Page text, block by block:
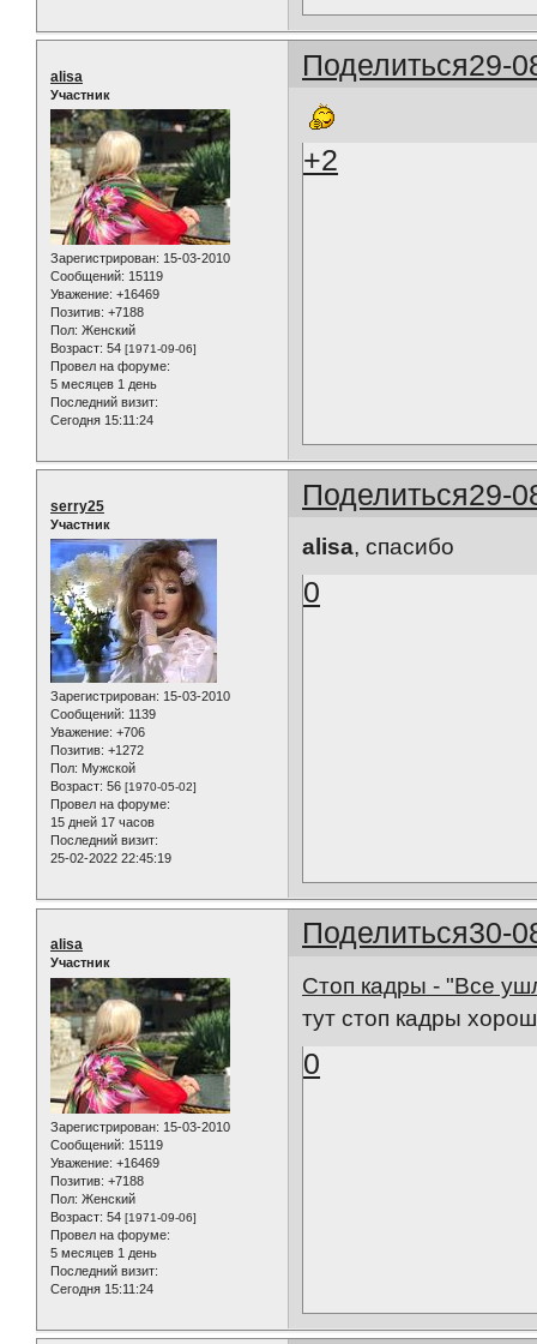
Поделиться29-
alisa
Участник
Зарегистрирован: 15-03-2010
Сообщений: 15119
Уважение: +16469
Позитив: +7188
Пол: Женский
Возраст: 54 [1971-09-06]
Провел на форуме:
5 месяцев 1 день
Последний визит:
Сегодня 15:11:24
+2
Поделиться29-
serry25
Участник
Зарегистрирован: 15-03-2010
Сообщений: 1139
Уважение: +706
Позитив: +1272
Пол: Мужской
Возраст: 56 [1970-05-02]
Провел на форуме:
15 дней 17 часов
Последний визит:
25-02-2022 22:45:19
alisa, спасибо
0
Поделиться30-
alisa
Участник
Зарегистрирован: 15-03-2010
Сообщений: 15119
Уважение: +16469
Позитив: +7188
Пол: Женский
Возраст: 54 [1971-09-06]
Провел на форуме:
5 месяцев 1 день
Последний визит:
Сегодня 15:11:24
Стоп кадры - "Все
тут стоп кадры
0